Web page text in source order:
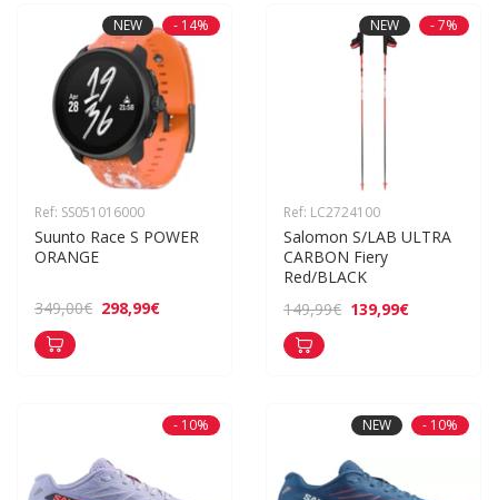
NEW - 14%
Ref: SS051016000
Suunto Race S POWER
ORANGE
349,00€ 298,99€
NEW - 7%
Ref: LC2724100
Salomon S/LAB ULTRA
CARBON Fiery
Red/BLACK
149,99€ 139,99€
- 10% NEW - 10%